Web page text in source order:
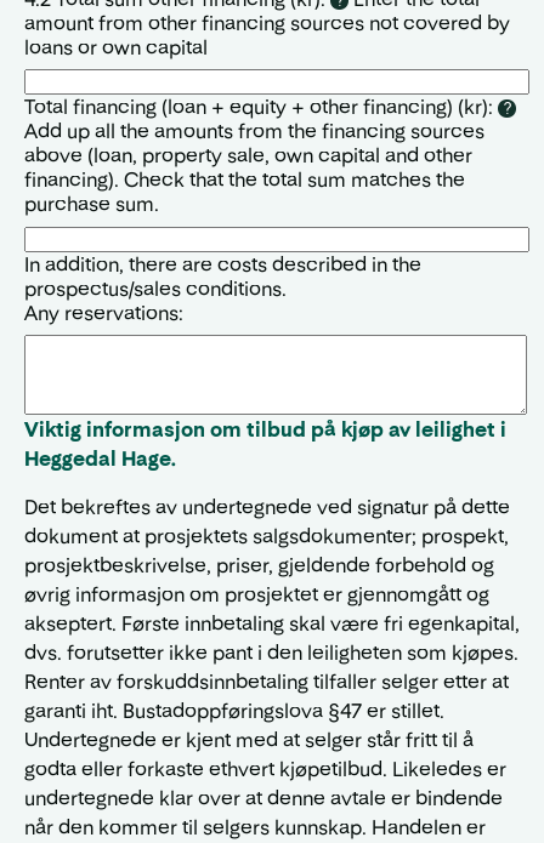
amount from other financing sources not covered by
loans or own capital
Total financing (loan + equity + other financing) (kr): ?
Add up all the amounts from the financing sources
above (loan, property sale, own capital and other
financing). Check that the total sum matches the
purchase sum.
In addition, there are costs described in the
prospectus/sales conditions.
Any reservations:
Viktig informasjon om tilbud på kjøp av leilighet i
Heggedal Hage.
Det bekreftes av undertegnede ved signatur på dette
dokument at prosjektets salgsdokumenter; prospekt,
prosjektbeskrivelse, priser, gjeldende forbehold og
øvrig informasjon om prosjektet er gjennomgått og
akseptert. Første innbetaling skal være fri egenkapital,
dvs. forutsetter ikke pant i den leiligheten som kjøpes.
Renter av forskuddsinnbetaling tilfaller selger etter at
garanti iht. Bustadoppføringslova §47 er stillet.
Undertegnede er kjent med at selger står fritt til å
godta eller forkaste ethvert kjøpetilbud. Likeledes er
undertegnede klar over at denne avtale er bindende
når den kommer til selgers kunnskap. Handelen er